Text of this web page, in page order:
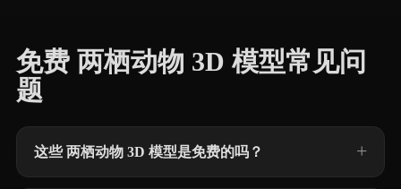
免费 两栖动物 3D 模型常见问
题
这些 两栖动物 3D 模型是免费的吗？